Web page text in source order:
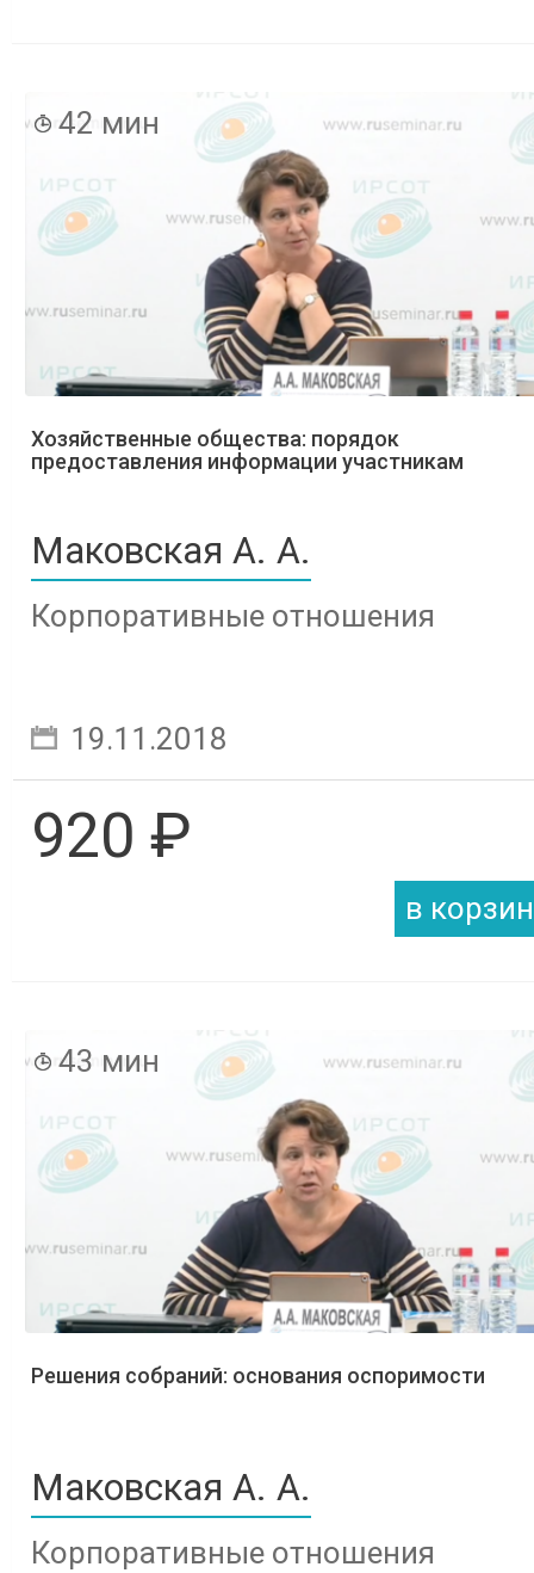
42 мин
Хозяйственные общества: порядок
предоставления информации участникам
Маковская А. А.
Корпоративные отношения
19.11.2018
920 ₽
43 мин
Решения собраний: основания оспоримости
Маковская А. А.
Корпоративные отношения